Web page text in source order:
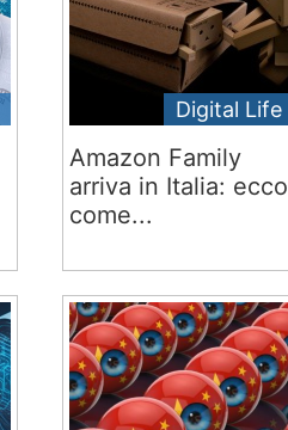
Digital Life
Amazon Family
arriva in Italia: ecco
come...